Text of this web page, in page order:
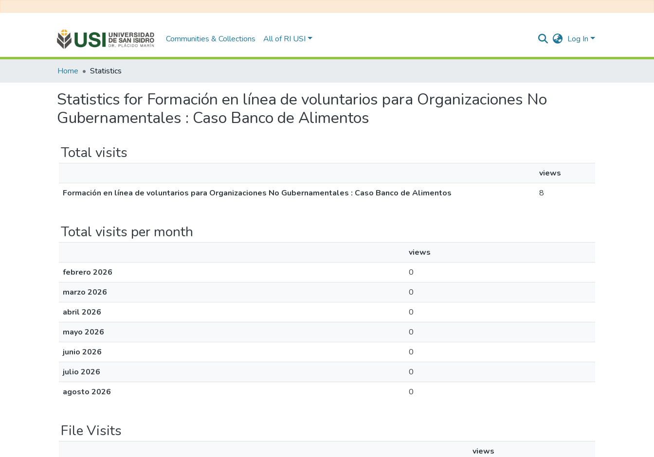
Communities & Collections All of RI USI Log In
Home Statistics
Statistics for Formación en línea de voluntarios para Organizaciones No
Gubernamentales : Caso Banco de Alimentos
Total visits
views
Formación en línea de voluntarios para Organizaciones No Gubernamentales : Caso Banco de Alimentos
8
Total visits per month
views
febrero 2026
0
marzo 2026
0
abril 2026
0
mayo 2026
0
junio 2026
0
julio 2026
0
agosto 2026
0
File Visits
views